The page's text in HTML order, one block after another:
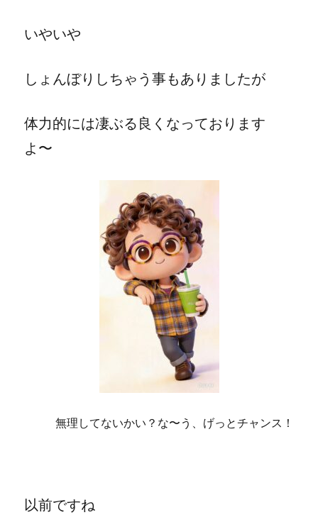
いやいや
しょんぼりしちゃう事もありましたが
体力的には凄ぶる良くなっております
よ〜
無理してないかい？な〜う、げっとチャンス！
以前ですね